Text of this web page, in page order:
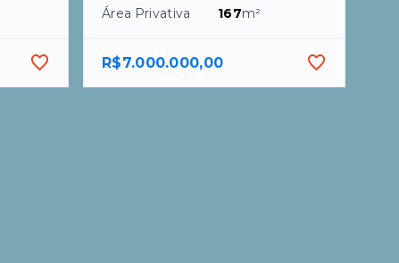
Área Privativa
167m²
R$7.000.000,00